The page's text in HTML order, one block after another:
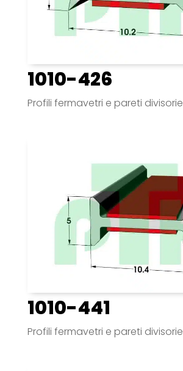
1010-426
Profili fermavetri e pareti divisorie
1010-441
Profili fermavetri e pareti divisorie